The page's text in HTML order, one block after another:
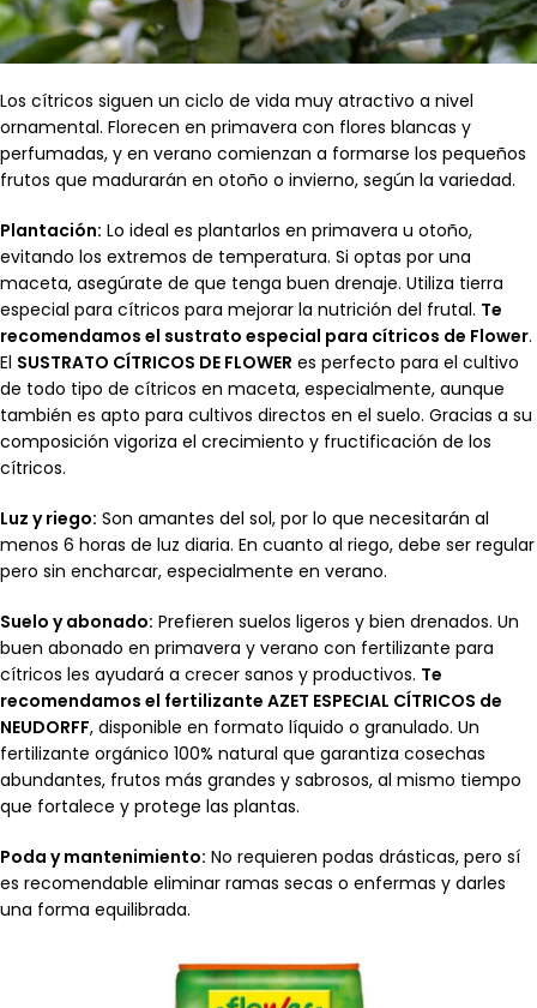
Los cítricos siguen un ciclo de vida muy atractivo a nivel
ornamental. Florecen en primavera con flores blancas y
perfumadas, y en verano comienzan a formarse los pequeños
frutos que madurarán en otoño o invierno, según la variedad.
Plantación: Lo ideal es plantarlos en primavera u otoño,
evitando los extremos de temperatura. Si optas por una
maceta, asegúrate de que tenga buen drenaje. Utiliza tierra
especial para cítricos para mejorar la nutrición del frutal. Te
recomendamos el sustrato especial para cítricos de Flower.
El SUSTRATO CÍTRICOS DE FLOWER es perfecto para el cultivo
de todo tipo de cítricos en maceta, especialmente, aunque
también es apto para cultivos directos en el suelo. Gracias a su
composición vigoriza el crecimiento y fructificación de los
cítricos.
Luz y riego: Son amantes del sol, por lo que necesitarán al
menos 6 horas de luz diaria. En cuanto al riego, debe ser regular
pero sin encharcar, especialmente en verano.
Suelo y abonado: Prefieren suelos ligeros y bien drenados. Un
buen abonado en primavera y verano con fertilizante para
cítricos les ayudará a crecer sanos y productivos. Te
recomendamos el fertilizante AZET ESPECIAL CÍTRICOS de
NEUDORFF, disponible en formato líquido o granulado. Un
fertilizante orgánico 100% natural que garantiza cosechas
abundantes, frutos más grandes y sabrosos, al mismo tiempo
que fortalece y protege las plantas.
Poda y mantenimiento: No requieren podas drásticas, pero sí
es recomendable eliminar ramas secas o enfermas y darles
una forma equilibrada.